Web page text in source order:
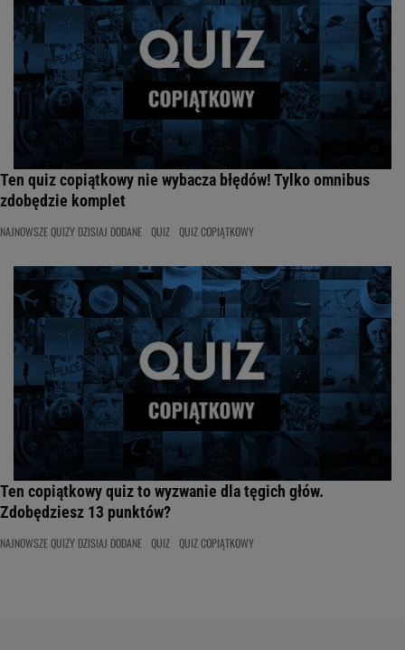
Ten quiz copiątkowy nie wybacza błędów! Tylko omnibus
zdobędzie komplet
NAJNOWSZE QUIZY DZISIAJ DODANE QUIZ QUIZ COPIĄTKOWY
Ten copiątkowy quiz to wyzwanie dla tęgich głów.
Zdobędziesz 13 punktów?
NAJNOWSZE QUIZY DZISIAJ DODANE QUIZ QUIZ COPIĄTKOWY